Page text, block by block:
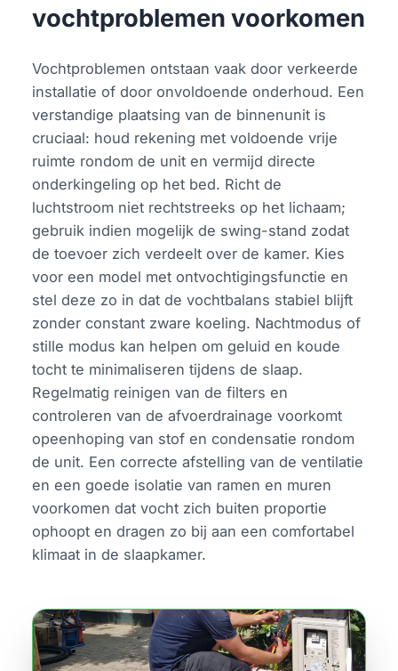
vochtproblemen voorkomen
Vochtproblemen ontstaan vaak door verkeerde
installatie of door onvoldoende onderhoud. Een
verstandige plaatsing van de binnenunit is
cruciaal: houd rekening met voldoende vrije
ruimte rondom de unit en vermijd directe
onderkingeling op het bed. Richt de
luchtstroom niet rechtstreeks op het lichaam;
gebruik indien mogelijk de swing-stand zodat
de toevoer zich verdeelt over de kamer. Kies
voor een model met ontvochtigingsfunctie en
stel deze zo in dat de vochtbalans stabiel blijft
zonder constant zware koeling. Nachtmodus of
stille modus kan helpen om geluid en koude
tocht te minimaliseren tijdens de slaap.
Regelmatig reinigen van de filters en
controleren van de afvoerdrainage voorkomt
opeenhoping van stof en condensatie rondom
de unit. Een correcte afstelling van de ventilatie
en een goede isolatie van ramen en muren
voorkomen dat vocht zich buiten proportie
ophoopt en dragen zo bij aan een comfortabel
klimaat in de slaapkamer.